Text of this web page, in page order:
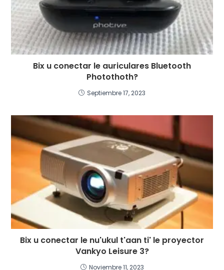
Bix u conectar le auriculares Bluetooth
Photothoth?
Septiembre 17, 2023
Bix u conectar le nu'ukul t'aan ti' le proyector
Vankyo Leisure 3?
Noviembre 11, 2023